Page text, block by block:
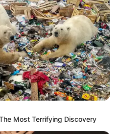
Tweet
Most Terrifying Discovery